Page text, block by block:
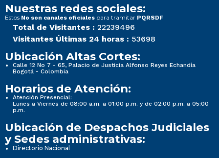
Nuestras redes sociales:
Estos No son canales oficiales para tramitar PQRSDF
Total de Visitantes : 22239496
Visitantes Últimas 24 horas : 53698
Ubicación Altas Cortes:
Calle 12 No 7 - 65, Palacio de Justicia Alfonso Reyes Echandía
Bogotá - Colombia
Horarios de Atención:
Atención Presencial:
Lunes a Viernes de 08:00 a.m. a 01:00 p.m. y de 02:00 p.m. a 05:00
p.m.
Ubicación de Despachos Judiciales
y Sedes administrativas:
Directorio Nacional